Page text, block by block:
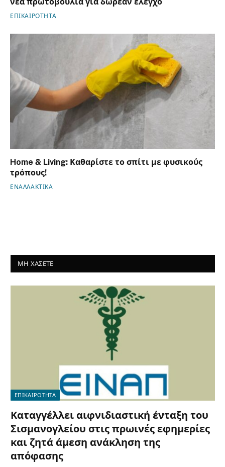
ΕΠΙΚΑΙΡΟΤΗΤΑ
Home & Living: Καθαρίστε το σπίτι με φυσικούς
τρόπους!
ΕΝΑΛΛΑΚΤΙΚΑ
ΜΗ ΧΑΣΕΤΕ
ΕΠΙΚΑΙΡΟΤΗΤΑ
Καταγγέλλει αιφνιδιαστική ένταξη του
Σισμανογλείου στις πρωινές εφημερίες
και ζητά άμεση ανάκληση της
απόφασης